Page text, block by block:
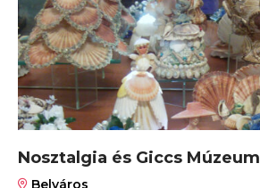
Nosztalgia és Giccs Múzeum